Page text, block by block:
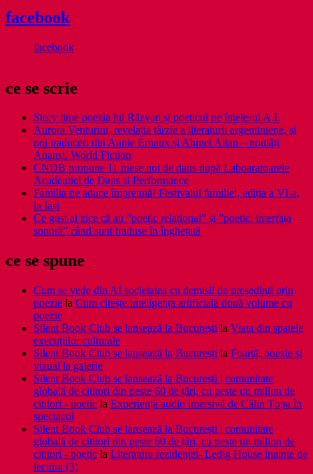
facebook
facebook
ce se scrie
Story time poezia lui Răzvan și poeticul pe înțelesul A.I.
Aurora Venturini, revelația târzie a literaturii argentiniene, și
noi traduceri din Annie Ernaux și Ahmet Altan – noutăți
Anansi. World Fiction
CNDB propune 11 piese noi de dans după Laboaratoarele
Academiei de Dans și Performance
Familia ne aduce împreună! Festivalul familiei, ediția a VI-a,
la Iași
Ce gust ai zice că au ”poetic relațional” și ”poetic. interfața
sonoră” când sunt traduse în înghețată
ce se spune
Cum se vede din AI societatea cu demisii de președinți prin
poezie la Cum citește inteligența artificială două volume cu
poezie
Silent Book Club se lansează la București la Viaţa din spatele
execuţiilor culturale
Silent Book Club se lansează la București la Foarţă, poezie şi
vizual la galerie
Silent Book Club se lansează la București | comunitate
globală de cititori din peste 60 de țări, cu peste un milion de
cititori - poetic la Experiență audio imersivă de Călin Țopa în
spectacol
Silent Book Club se lansează la București | comunitate
globală de cititori din peste 60 de țări, cu peste un milion de
cititori - poetic la Literatura rezidenţei- Ledig House inainte de
lectura (3)